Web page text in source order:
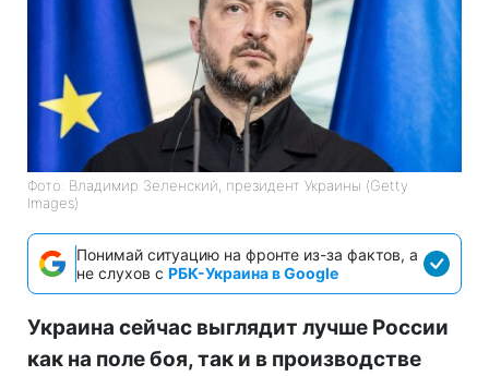
Фото: Владимир Зеленский, президент Украины (Getty
Images)
Понимай ситуацию на фронте из-за фактов, а
не слухов с РБК-Украина в Google
Украина сейчас выглядит лучше России
как на поле боя, так и в производстве